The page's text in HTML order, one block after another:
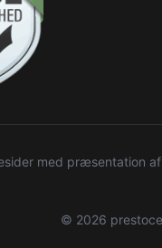
med præsentation
© 2026